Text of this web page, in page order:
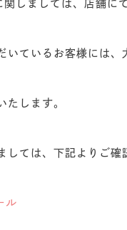
しましては、店舗に
いているお客様には、
たします。
ては、下記よりご確
ル